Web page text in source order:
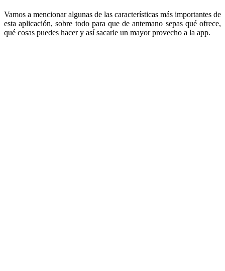
Vamos a mencionar algunas de las características más importantes de
esta aplicación, sobre todo para que de antemano sepas qué ofrece,
qué cosas puedes hacer y así sacarle un mayor provecho a la app.